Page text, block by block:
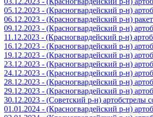
05.12.2023 - (Красногвардейский р-н)
06.12.2023 - (Красногвардейский р-н)
09.12.2023 - (Красногвардейский р-н)
11.12.2023 - (Красногвардейский р-н)
16.12.2023 - (Красногвардейский р-н)
19.12.2023 - (Красногвардейский р-н)
23.12.2023 - (Красногвардейский р-н)
24.12.2023 - (Красногвардейский р-н)
28.12.2023 - (Красногвардейский р-н)
29.12.2023 - (Красногвардейский р-н)
30.12.2023 - (Советский р-н) артобстрелы
01.01.2024 - (Красногвардейский р-н)